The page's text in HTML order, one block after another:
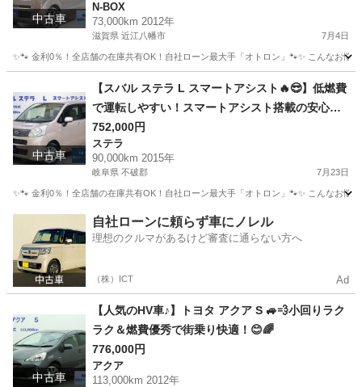
中古車
N-BOX
73,000km 2012年
滋賀県 近江八幡市 7月4日
✨🐾 金利0％！全店舗の在庫共有OK！自社ローン最大手「オトロン」🐾✨ こんなお
近江八幡市 N-BOX
中古車
【スバル ステラ L スマートアシスト🔥😎】低燃費
で運転しやすい！スマートアシスト搭載の安心・
快適な軽自動車🚗💨
752,000円
ステラ
90,000km 2015年
岐阜県 不破郡 7月23日
✨🐾 金利0％！全店舗の在庫共有OK！自社ローン最大手「オトロン」🐾✨ こんなお
ステラ
自社ローンに頼らず車にノレル
理想のクルマがあるけど審査に通らない方へ
（株）ICT Ad
中古車
【人気のHV車♪】トヨタ アクア S 🚙💨小回りラク
ラク＆燃費優秀で街乗り快適！😊🌈
776,000円
アクア
113,000km 2012年